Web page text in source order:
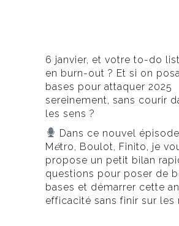
6 janvier, et votre to-do
en burn-out ? Et si on
bases pour attaquer 2025
sereinement, sans courir
les sens ?
Dans ce nouvel
Métro, Boulot, Finito, je
propose un petit bilan
questions pour poser de
bases et démarrer cette
efficacité sans finir sur les